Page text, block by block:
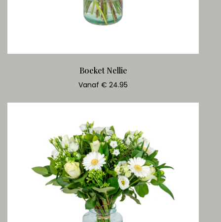
Boeket Nellie
Vanaf € 24.95